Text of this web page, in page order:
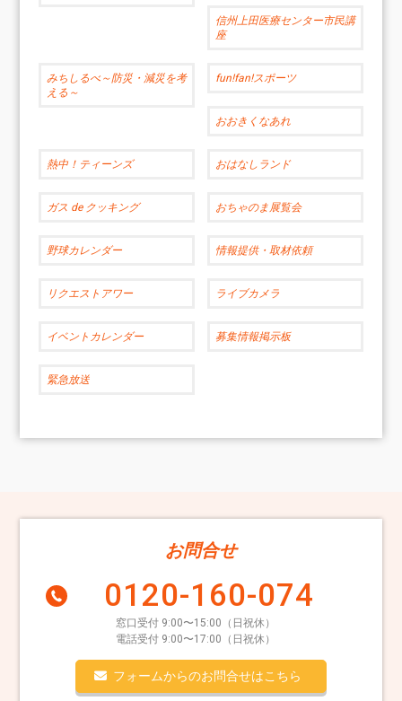
信州上田医療センター市民講
座
みちしるべ～防災・減災を考
える～
fun!fan!スポーツ
おおきくなあれ
熱中！ティーンズ おはなしランド
ガス de クッキング おちゃのま展覧会
野球カレンダー 情報提供・取材依頼
リクエストアワー ライブカメラ
イベントカレンダー 募集情報掲示板
緊急放送
お問合せ
0120-160-074
窓口受付 9:00〜15:00（日祝休）
電話受付 9:00〜17:00（日祝休）
フォームからのお問合せはこちら